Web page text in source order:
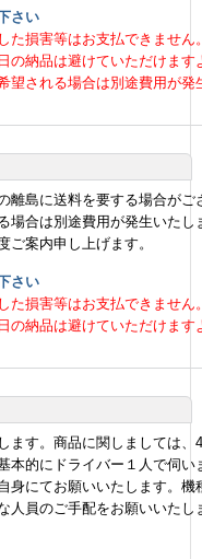
さい
た損害等はお支払できません
の納品は避けていただけます
望される場合は別途費用が発
離島に送料を要する場合がご
場合は別途費用が発生いたし
ご案内申し上げます。
さい
た損害等はお支払できません
の納品は避けていただけます
ます。商品に関しましては、
本的にドライバー１人で伺い
身にてお願いいたします。機
人員のご手配をお願いいたし